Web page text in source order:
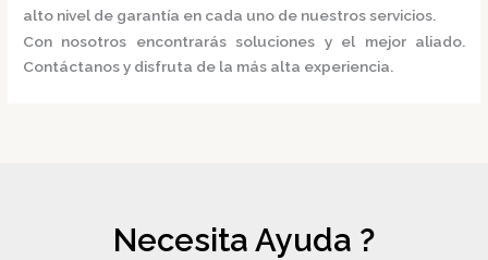
alto nivel de garantía en cada uno de nuestros servicios.
Con nosotros encontrarás soluciones y el mejor aliado.
Contáctanos y disfruta de la más alta experiencia.
Necesita Ayuda ?